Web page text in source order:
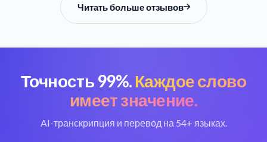
Читать больше отзывов
Точность 99%. Каждое слово
имеет значение.
AI-транскрипция и перевод на 54+ языках.